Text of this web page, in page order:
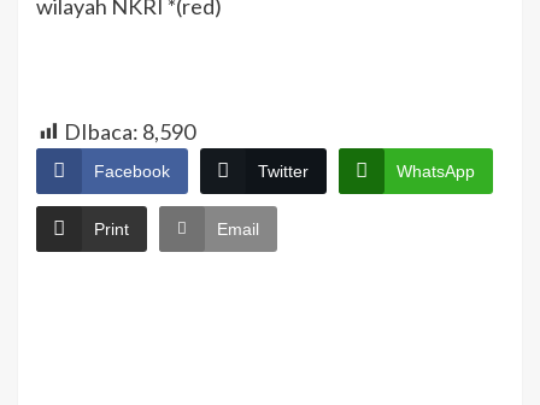
wilayah NKRI *(red)
DIbaca: 8,590
Facebook Twitter WhatsApp
Print Email